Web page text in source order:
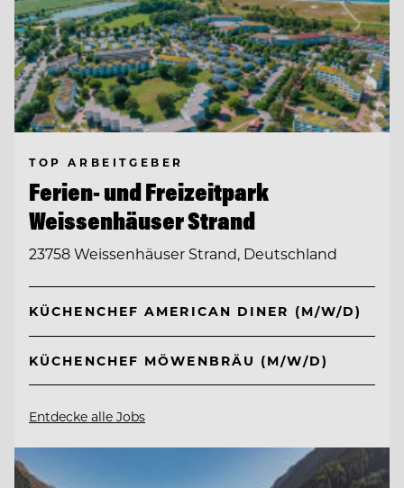
TOP ARBEITGEBER
Ferien- und Freizeitpark
Weissenhäuser Strand
23758 Weissenhäuser Strand, Deutschland
KÜCHENCHEF AMERICAN DINER (M/W/D)
KÜCHENCHEF MÖWENBRÄU (M/W/D)
Entdecke alle Jobs